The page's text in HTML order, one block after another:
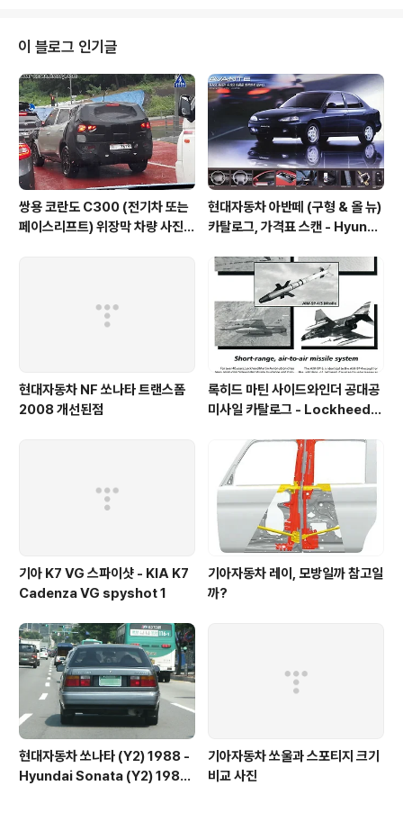
이 블로그 인기글
쌍용 코란도 C300 (전기차 또는
페이스리프트) 위장막 차량 사진 -
현대자동차 아반떼 (구형 & 올 뉴)
카탈로그, 가격표 스캔 - Hyunda
og
현대자동차 NF 쏘나타 트랜스폼
2008 개선된점
록히드 마틴 사이드와인더 공대공
미사일 카탈로그 - Lockheed
1996
기아 K7 VG 스파이샷 - KIA K7
Cadenza VG spyshot 1
기아자동차 레이, 모방일까 참고일
까?
현대자동차 쏘나타 (Y2) 1988 -
Hyundai Sonata (Y2) 1988
기아자동차 쏘울과 스포티지 크기
비교 사진